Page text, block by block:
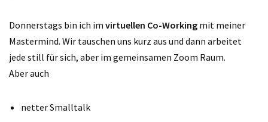
Donnerstags bin ich im virtuellen Co-Working mit meiner
Mastermind. Wir tauschen uns kurz aus und dann arbeitet
jede still für sich, aber im gemeinsamen Zoom Raum.
Aber auch
netter Smalltalk